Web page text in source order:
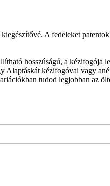
A fedeleket
hosszúságú, a kézifogója
Alaptáskát kézifogóval vagy
tudod legjobban az